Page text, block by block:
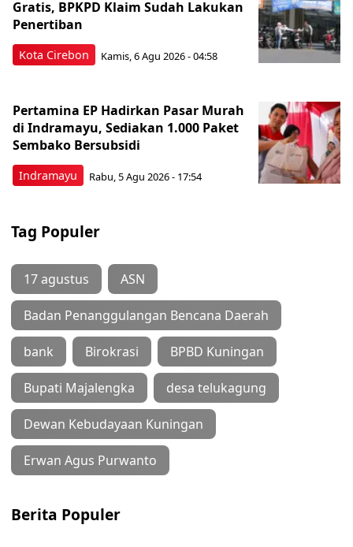
Kota Cirebon
Gratis, BPKPD Klaim Sudah Lakukan
Penertiban
Kamis, 6 Agu 2026 - 04:58
Indramayu
Pertamina EP Hadirkan Pasar Murah
di Indramayu, Sediakan 1.000 Paket
Sembako Bersubsidi
Rabu, 5 Agu 2026 - 17:54
Tag Populer
17 agustus ASN
Badan Penanggulangan Bencana Daerah
bank Birokrasi BPBD Kuningan
Bupati Majalengka desa telukagung
Dewan Kebudayaan Kuningan
Erwan Agus Purwanto
Berita Populer